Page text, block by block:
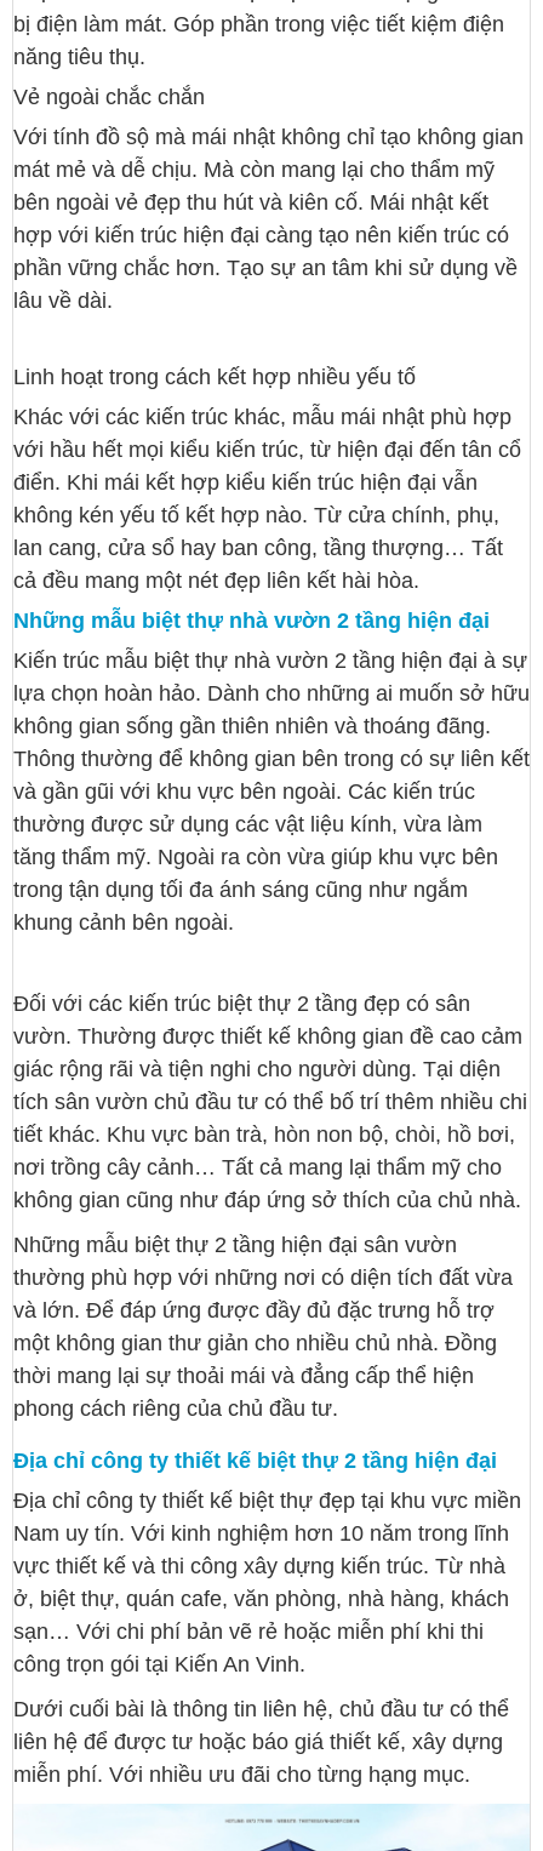
bị điện làm mát. Góp phần trong việc tiết kiệm điện
năng tiêu thụ.
Vẻ ngoài chắc chắn
Với tính đồ sộ mà mái nhật không chỉ tạo không gian
mát mẻ và dễ chịu. Mà còn mang lại cho thẩm mỹ
bên ngoài vẻ đẹp thu hút và kiên cố. Mái nhật kết
hợp với kiến trúc hiện đại càng tạo nên kiến trúc có
phần vững chắc hơn. Tạo sự an tâm khi sử dụng về
lâu về dài.
Linh hoạt trong cách kết hợp nhiều yếu tố
Khác với các kiến trúc khác, mẫu mái nhật phù hợp
với hầu hết mọi kiểu kiến trúc, từ hiện đại đến tân cổ
điển. Khi mái kết hợp kiểu kiến trúc hiện đại vẫn
không kén yếu tố kết hợp nào. Từ cửa chính, phụ,
lan cang, cửa sổ hay ban công, tầng thượng… Tất
cả đều mang một nét đẹp liên kết hài hòa.
Những mẫu biệt thự nhà vườn 2 tầng hiện đại
Kiến trúc mẫu biệt thự nhà vườn 2 tầng hiện đại à sự
lựa chọn hoàn hảo. Dành cho những ai muốn sở hữu
không gian sống gần thiên nhiên và thoáng đãng.
Thông thường để không gian bên trong có sự liên kết
và gần gũi với khu vực bên ngoài. Các kiến trúc
thường được sử dụng các vật liệu kính, vừa làm
tăng thẩm mỹ. Ngoài ra còn vừa giúp khu vực bên
trong tận dụng tối đa ánh sáng cũng như ngắm
khung cảnh bên ngoài.
Đối với các kiến trúc biệt thự 2 tầng đẹp có sân
vườn. Thường được thiết kế không gian đề cao cảm
giác rộng rãi và tiện nghi cho người dùng. Tại diện
tích sân vườn chủ đầu tư có thể bố trí thêm nhiều chi
tiết khác. Khu vực bàn trà, hòn non bộ, chòi, hồ bơi,
nơi trồng cây cảnh… Tất cả mang lại thẩm mỹ cho
không gian cũng như đáp ứng sở thích của chủ nhà.
Những mẫu biệt thự 2 tầng hiện đại sân vườn
thường phù hợp với những nơi có diện tích đất vừa
và lớn. Để đáp ứng được đầy đủ đặc trưng hỗ trợ
một không gian thư giản cho nhiều chủ nhà. Đồng
thời mang lại sự thoải mái và đẳng cấp thể hiện
phong cách riêng của chủ đầu tư.
Địa chỉ công ty thiết kế biệt thự 2 tầng hiện đại
Địa chỉ công ty thiết kế biệt thự đẹp tại khu vực miền
Nam uy tín. Với kinh nghiệm hơn 10 năm trong lĩnh
vực thiết kế và thi công xây dựng kiến trúc. Từ nhà
ở, biệt thự, quán cafe, văn phòng, nhà hàng, khách
sạn… Với chi phí bản vẽ rẻ hoặc miễn phí khi thi
công trọn gói tại Kiến An Vinh.
Dưới cuối bài là thông tin liên hệ, chủ đầu tư có thể
liên hệ để được tư hoặc báo giá thiết kế, xây dựng
miễn phí. Với nhiều ưu đãi cho từng hạng mục.